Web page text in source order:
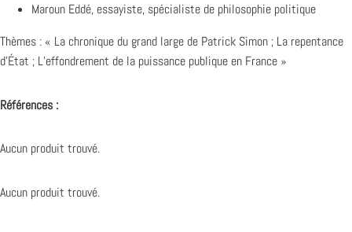
Maroun Eddé, essayiste, spécialiste de philosophie politique
Thèmes : « La chronique du grand large de Patrick Simon ; La repentance
d’État ; L’effondrement de la puissance publique en France »
Références :
Aucun produit trouvé.
Aucun produit trouvé.